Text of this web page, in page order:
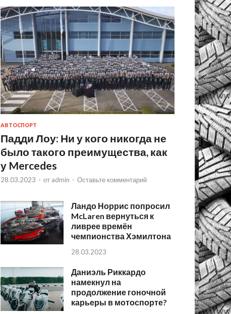
АВТОСПОРТ
Падди Лоу: Ни у кого никогда не
было такого преимущества, как
у Mercedes
28.03.2023 - от admin - Оставьте комментарий
Ландо Норрис попросил
McLaren вернуться к
ливрее времён
чемпионства Хэмилтона
28.03.2023
Даниэль Риккардо
намекнул на
продолжение гоночной
карьеры в мотоспорте?